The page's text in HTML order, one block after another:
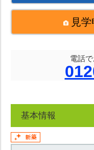
見
電話で
基本情報